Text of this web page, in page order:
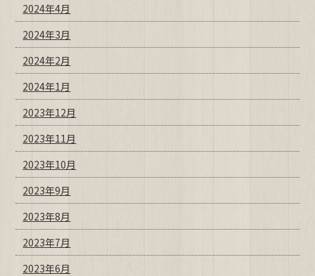
2024年4月
2024年3月
2024年2月
2024年1月
2023年12月
2023年11月
2023年10月
2023年9月
2023年8月
2023年7月
2023年6月